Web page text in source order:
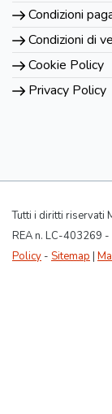
Condizioni
Condizioni di
Cookie Policy
Privacy Policy
Tutti i diritti riservati
REA n. LC-403269 -
Policy - Sitemap |